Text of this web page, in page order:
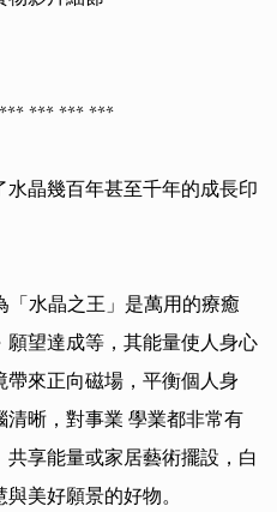
*** *** ***
晶幾百年甚至千年的成長印
「水晶之王」是萬用的療癒
望達成等，其能量使人身心
來正向磁場，平衡個人身
晰，對事業 學業都非常有
享能量或家居藝術擺設，白
美好願景的好物。